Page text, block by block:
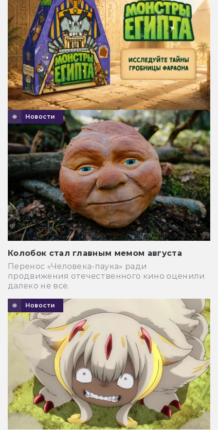
Новости
Колобок стал главным мемом августа
Перенос «Человека-паука» ради
продвижения отечественного кино оценили
далеко не все.
Новости